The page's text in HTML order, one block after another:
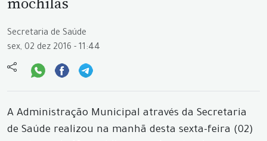
Secretaria de Saúde
sex, 02 dez 2016 - 11:44
A Administração Municipal através da Secretaria
de Saúde realizou na manhã desta sexta-feira (02)